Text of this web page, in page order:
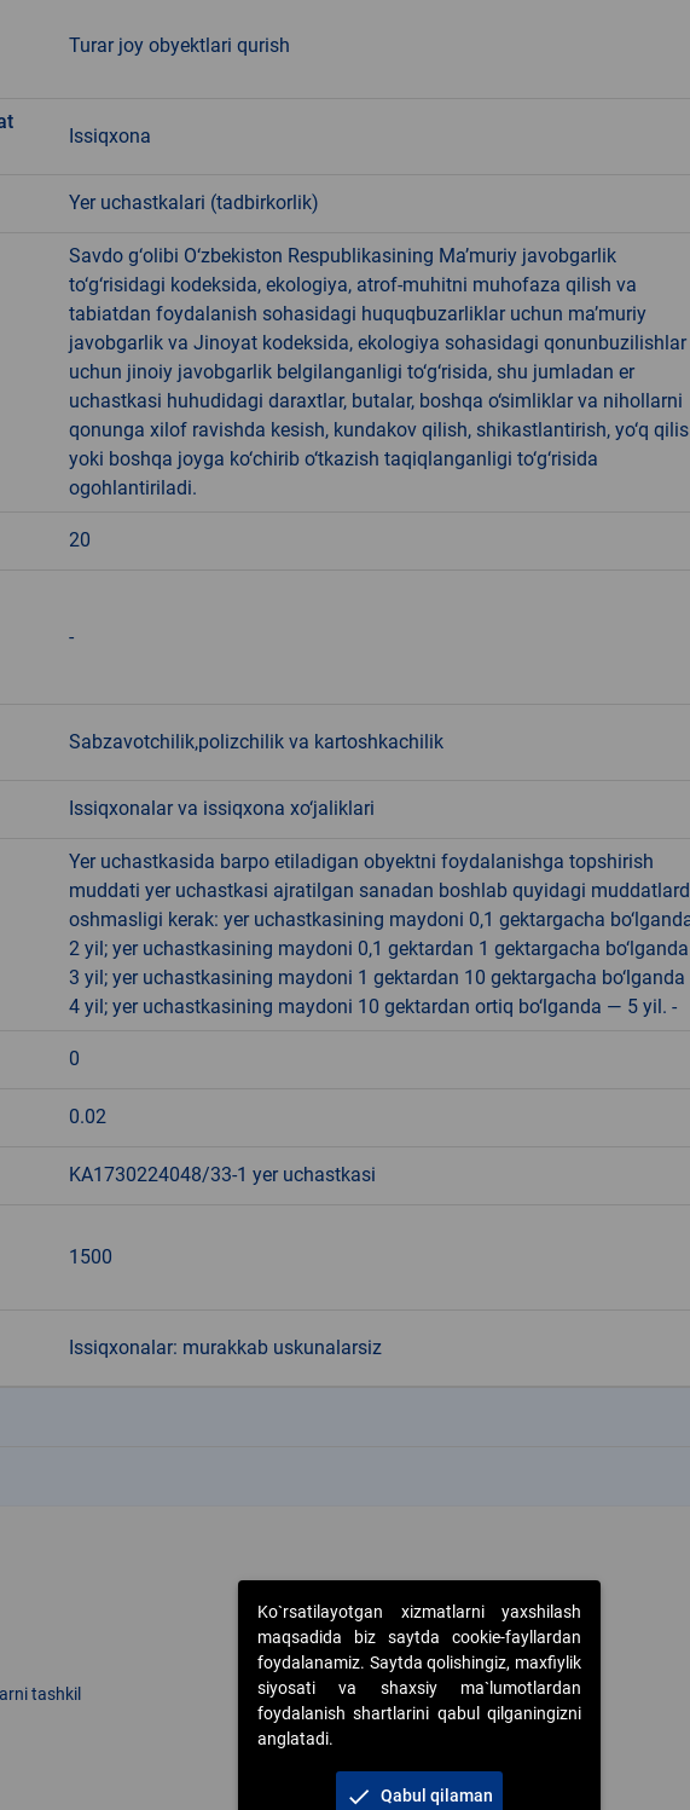
Turar joy obyektlari qurish
Issiqxona
Yer uchastkalari (tadbirkorlik)
Savdo g‘olibi O‘zbekiston Respublikasining Ma’muriy javobgarlik
to‘g‘risidagi kodeksida, ekologiya, atrof-muhitni muhofaza qilish va
tabiatdan foydalanish sohasidagi huquqbuzarliklar uchun ma’muriy
javobgarlik va Jinoyat kodeksida, ekologiya sohasidagi qonunbuzilishlar
uchun jinoiy javobgarlik belgilanganligi to‘g‘risida, shu jumladan er
uchastkasi huhudidagi daraxtlar, butalar, boshqa o‘simliklar va nihollarni
qonunga xilof ravishda kesish, kundakov qilish, shikastlantirish, yo‘q
yoki boshqa joyga ko‘chirib o‘tkazish taqiqlanganligi to‘g‘risida
ogohlantiriladi.
20
-
Sabzavotchilik,polizchilik va kartoshkachilik
Issiqxonalar va issiqxona xo‘jaliklari
Yer uchastkasida barpo etiladigan obyektni foydalanishga topshirish
muddati yer uchastkasi ajratilgan sanadan boshlab quyidagi
oshmasligi kerak: yer uchastkasining maydoni 0,1 gektargacha
2 yil; yer uchastkasining maydoni 0,1 gektardan 1 gektargacha
3 yil; yer uchastkasining maydoni 1 gektardan 10 gektargacha
4 yil; yer uchastkasining maydoni 10 gektardan ortiq bo‘lganda — 5 yil. -
0
0.02
KA1730224048/33-1 yer uchastkasi
1500
Issiqxonalar: murakkab uskunalarsiz
tashkil
Ko`rsatilayotgan xizmatlarni yaxshilash
maqsadida biz saytda cookie-fayllardan
foydalanamiz. Saytda qolishingiz, maxfiylik
siyosati va shaxsiy ma`lumotlardan
foydalanish shartlarini qabul qilganingizni
anglatadi.
check Qabul qilaman